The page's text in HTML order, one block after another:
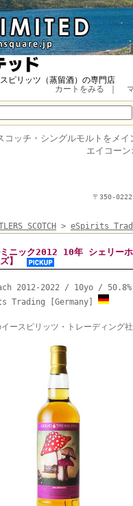
ピリッツ（蒸留酒）の専門店
カートをみる
コッチ・ シングルモルトをメイ
エイコー
〒350-
SCOTCH > eSpirits
ニック2012 10年 シェリー
】
2012-2022 / 10yo /
Trading [Germany]
イースピリッツ・トレーディング